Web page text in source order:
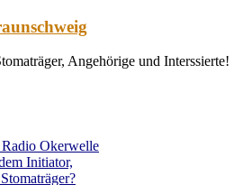
Angehörige und Interssierte!
Okerwelle
Initiator,